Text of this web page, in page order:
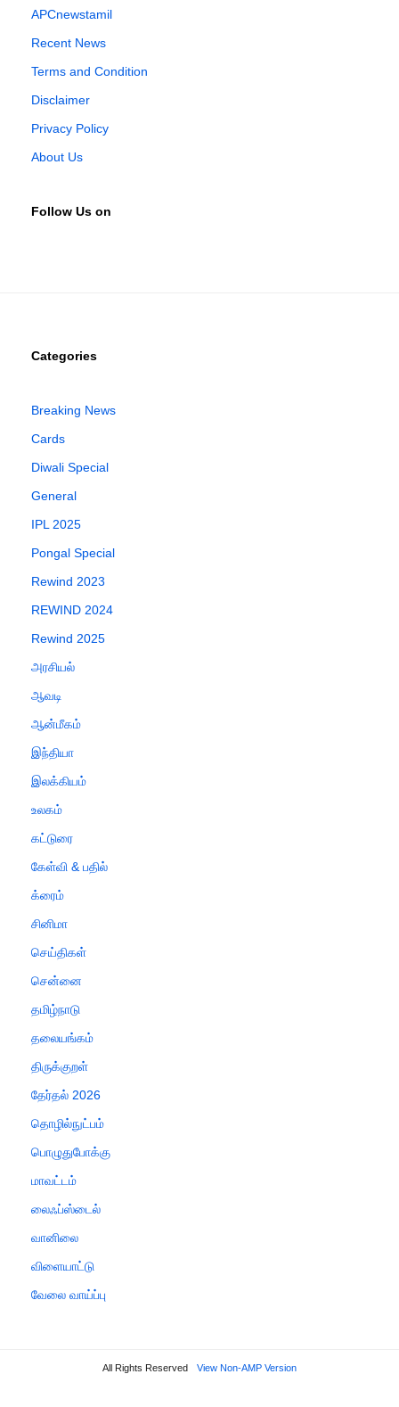
APCnewstamil
Recent News
Terms and Condition
Disclaimer
Privacy Policy
About Us
Follow Us on
Categories
Breaking News
Cards
Diwali Special
General
IPL 2025
Pongal Special
Rewind 2023
REWIND 2024
Rewind 2025
அரசியல்
ஆவடி
ஆன்மீகம்
இந்தியா
இலக்கியம்
உலகம்
கட்டுரை
கேள்வி & பதில்
க்ரைம்
சினிமா
செய்திகள்
சென்னை
தமிழ்நாடு
தலையங்கம்
திருக்குறள்
தேர்தல் 2026
தொழில்நுட்பம்
பொழுதுபோக்கு
மாவட்டம்
லைஃப்ஸ்டைல்
வானிலை
விளையாட்டு
வேலை வாய்ப்பு
All Rights Reserved View Non-AMP Version